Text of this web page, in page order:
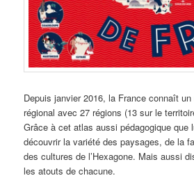
Depuis janvier 2016, la France connaît
régional avec 27 régions (13 sur le
Grâce à cet atlas aussi pédagogique que
découvrir la variété des paysages, de la
des cultures de l’Hexagone. Mais aussi
les atouts de chacune.